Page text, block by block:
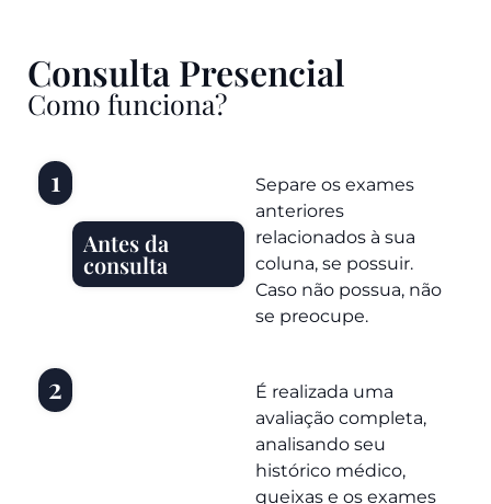
Consulta Presencial
Como funciona?
1
Antes da
consulta
Separe os exames
anteriores
relacionados à sua
coluna, se possuir.
Caso não possua, não
se preocupe.
2
É realizada uma
avaliação completa,
analisando seu
histórico médico,
queixas e os exames